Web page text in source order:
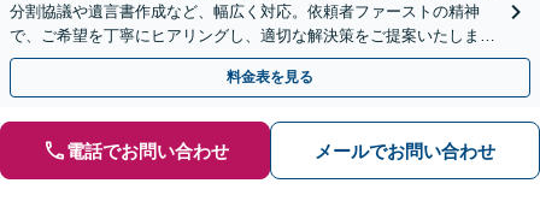
分割協議や遺言書作成など、幅広く対応。依頼者ファーストの精神
で、ご希望を丁寧にヒアリングし、適切な解決策をご提案いたしま
す。まずは無料相談でお悩みをお聞かせください。
料金表を見る
電話でお問い合わせ メールでお問い合わせ